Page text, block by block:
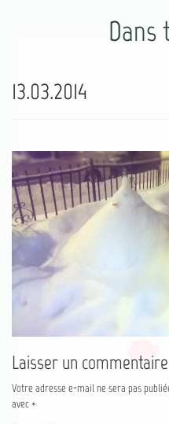
Dans
13.03.2014
Laisser un commentaire
Votre adresse e-mail ne sera pas
avec *